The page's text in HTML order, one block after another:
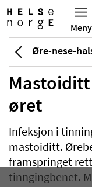
Øre-nese-
øret
Infeksjon i
mastoiditt.
framspringet
tinngingbenet.